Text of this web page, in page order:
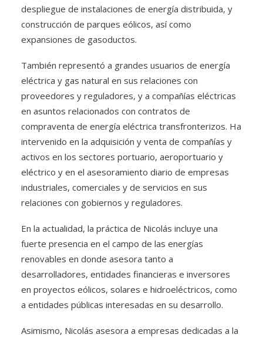
despliegue de instalaciones de energía distribuida, y
construcción de parques eólicos, así como
expansiones de gasoductos.
También representó a grandes usuarios de energía
eléctrica y gas natural en sus relaciones con
proveedores y reguladores, y a compañías eléctricas
en asuntos relacionados con contratos de
compraventa de energía eléctrica transfronterizos. Ha
intervenido en la adquisición y venta de compañías y
activos en los sectores portuario, aeroportuario y
eléctrico y en el asesoramiento diario de empresas
industriales, comerciales y de servicios en sus
relaciones con gobiernos y reguladores.
En la actualidad, la práctica de Nicolás incluye una
fuerte presencia en el campo de las energías
renovables en donde asesora tanto a
desarrolladores, entidades financieras e inversores
en proyectos eólicos, solares e hidroeléctricos, como
a entidades públicas interesadas en su desarrollo.
Asimismo, Nicolás asesora a empresas dedicadas a la